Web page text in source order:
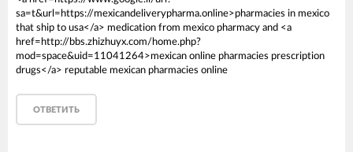
sa=t&url=https://mexicandeliverypharma.online>pharmacies in mexico
that ship to usa</a> medication from mexico pharmacy and <a
href=http://bbs.zhizhuyx.com/home.php?
mod=space&uid=11041264>mexican online pharmacies prescription
drugs</a> reputable mexican pharmacies online
ОТВЕТИТЬ